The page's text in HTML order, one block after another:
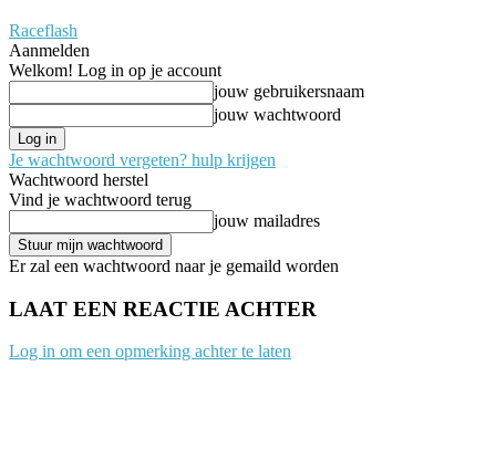
Raceflash
Aanmelden
Welkom! Log in op je account
jouw gebruikersnaam
jouw wachtwoord
Je wachtwoord vergeten? hulp krijgen
Wachtwoord herstel
Vind je wachtwoord terug
jouw mailadres
Er zal een wachtwoord naar je gemaild worden
LAAT EEN REACTIE ACHTER
Log in om een opmerking achter te laten